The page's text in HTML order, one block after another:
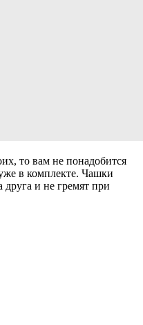
то вам не понадобится
в комплекте. Чашки
друга и не гремят при